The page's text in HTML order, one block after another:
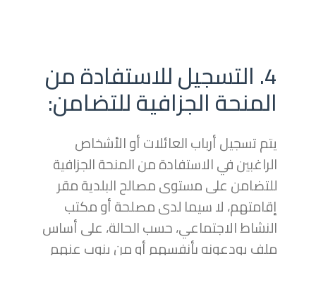
4. التسجيل للاستفادة من
المنحة الجزافية للتضامن:
يتم تسجيل أرباب العائلات أو الأشخاص
الراغبين في الاستفادة من المنحة الجزافية
للتضامن على مستوى مصالح البلدية مقر
إقامتهم، لا سيما لدى مصلحة أو مكتب
النشاط الاجتماعي، حسب الحالة، على أساس
ملف يودعونه بأنفسهم أو من ينوب عنهم